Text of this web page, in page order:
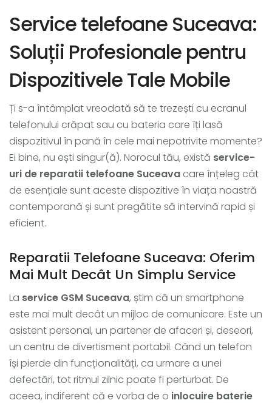
Service telefoane Suceava:
Soluții Profesionale pentru
Dispozitivele Tale Mobile
Ți s-a întâmplat vreodată să te trezești cu ecranul
telefonului crăpat sau cu bateria care îți lasă
dispozitivul în pană în cele mai nepotrivite momente?
Ei bine, nu ești singur(ă). Norocul tău, există service-
uri de reparatii telefoane Suceava care înțeleg cât
de esențiale sunt aceste dispozitive în viața noastră
contemporană și sunt pregătite să intervină rapid și
eficient.
Reparatii Telefoane Suceava: Oferim
Mai Mult Decât Un Simplu Service
La service GSM Suceava, știm că un smartphone
este mai mult decât un mijloc de comunicare. Este un
asistent personal, un partener de afaceri și, deseori,
un centru de divertisment portabil. Când un telefon
își pierde din funcționalități, ca urmare a unei
defectări, tot ritmul zilnic poate fi perturbat. De
aceea, indiferent că e vorba de o inlocuire baterie